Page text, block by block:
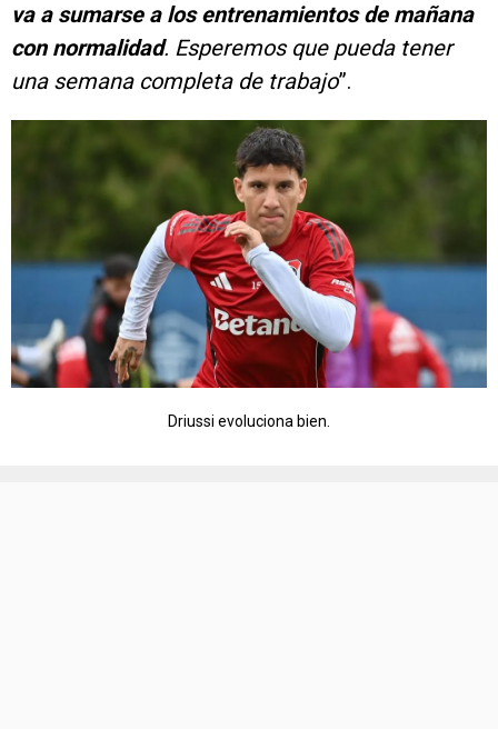
va a sumarse a los entrenamientos de mañana
con normalidad. Esperemos que pueda tener
una semana completa de trabajo”.
Driussi evoluciona bien.